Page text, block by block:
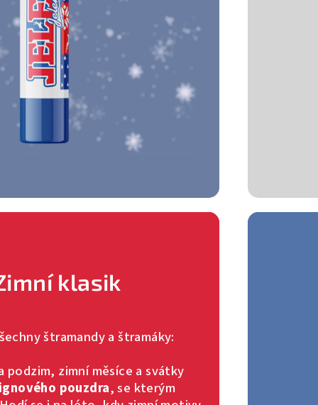
klasik
štramandy a štramáky:
podzim, zimní měsíce a svátky
pouzdra, se kterým